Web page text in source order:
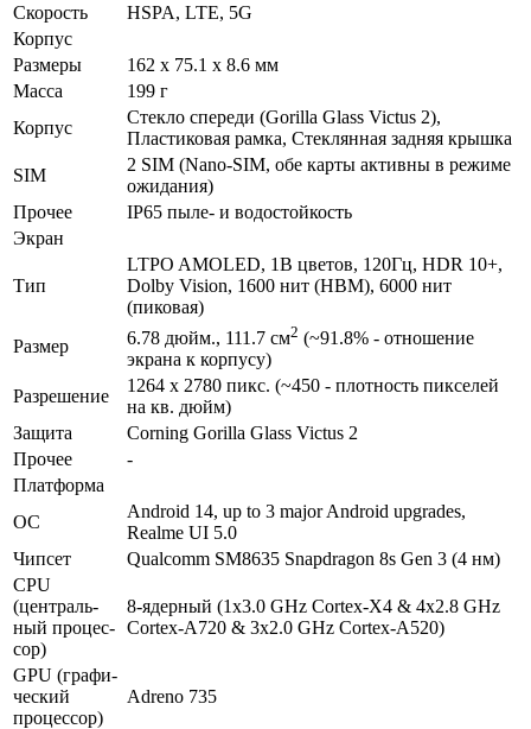
Скорость
HSPA, LTE, 5G
Корпус
Размеры
162 x 75.1 x 8.6 мм
Масса
199 г
Корпус
Стекло спереди (Gorilla Glass Victus 2),
Пластиковая рамка, Стеклянная задняя крышка
SIM
2 SIM (Nano-SIM, обе карты активны в режиме
ожидания)
Прочее
IP65 пыле- и водостойкость
Экран
Тип
LTPO AMOLED, 1B цветов, 120Гц, HDR 10+,
Dolby Vision, 1600 нит (HBM), 6000 нит
(пиковая)
Размер
6.78 дюйм., 111.7 см2 (~91.8% - отношение
экрана к корпусу)
Разре­шение
1264 x 2780 пикс. (~450 - плотность пикселей
на кв. дюйм)
Защита
Corning Gorilla Glass Victus 2
Прочее
-
Платформа
ОС
Android 14, up to 3 major Android upgrades,
Realme UI 5.0
Чипсет
Qualcomm SM8635 Snapdragon 8s Gen 3 (4 нм)
CPU
(централь­
ный процес­
сор)
8-ядерный (1x3.0 GHz Cortex-X4 & 4x2.8 GHz
Cortex-A720 & 3x2.0 GHz Cortex-A520)
GPU (графи­
ческий
процес­сор)
Adreno 735